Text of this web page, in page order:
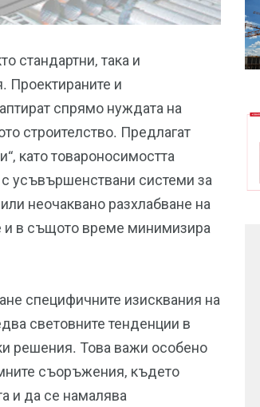
стандартни, така и
Проектираните и
спрямо нуждата на
строителство. Предлагат
като товароносимостта
усъвършенствани системи за
неочаквано разхлабване на
и в същото време минимизира
специфичните изисквания на
световните тенденции в
решения. Това важи особено
съоръжения, където
и да се намалява